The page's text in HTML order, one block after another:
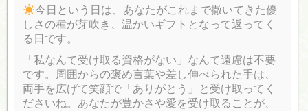
今日という日は、あなたがこれまで撒いてきた優
しさの種が芽吹き、温かいギフトとなって返ってく
る日です。
「私なんて受け取る資格がない」なんて遠慮は不要
です。周囲からの褒め言葉や差し伸べられた手は、
両手を広げて笑顔で「ありがとう」と受け取ってく
ださいね。あなたが豊かさや愛を受け取ることが、